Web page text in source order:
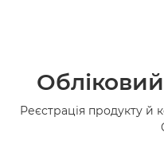
Реєстрація продукту й